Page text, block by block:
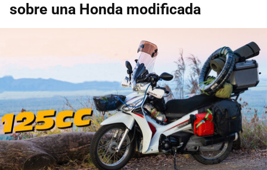
sobre una Honda modificada